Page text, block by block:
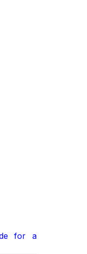
for a